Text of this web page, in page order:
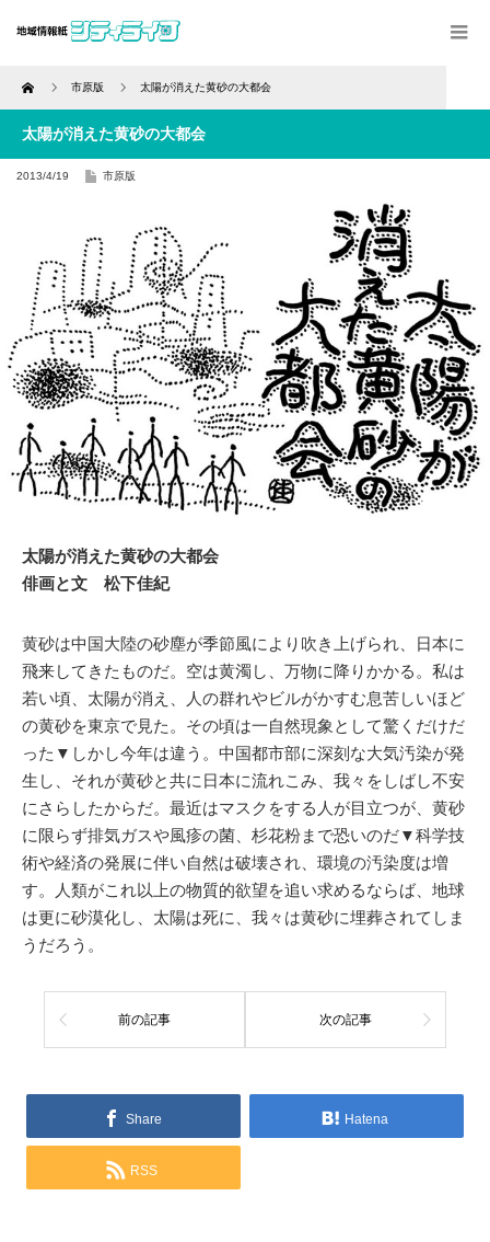
Home 市原版 太陽が消えた黄砂の大都会
太陽が消えた黄砂の大都会
2013/4/19 市原版
太陽が消えた黄砂の大都会
俳画と文 松下佳紀
黄砂は中国大陸の砂塵が季節風により吹き上げられ、日本に
飛来してきたものだ。空は黄濁し、万物に降りかかる。私は
若い頃、太陽が消え、人の群れやビルがかすむ息苦しいほど
の黄砂を東京で見た。その頃は一自然現象として驚くだけだ
った▼しかし今年は違う。中国都市部に深刻な大気汚染が発
生し、それが黄砂と共に日本に流れこみ、我々をしばし不安
にさらしたからだ。最近はマスクをする人が目立つが、黄砂
に限らず排気ガスや風疹の菌、杉花粉まで恐いのだ▼科学技
術や経済の発展に伴い自然は破壊され、環境の汚染度は増
す。人類がこれ以上の物質的欲望を追い求めるならば、地球
は更に砂漠化し、太陽は死に、我々は黄砂に埋葬されてしま
うだろう。
前の記事 次の記事
Share Hatena
RSS